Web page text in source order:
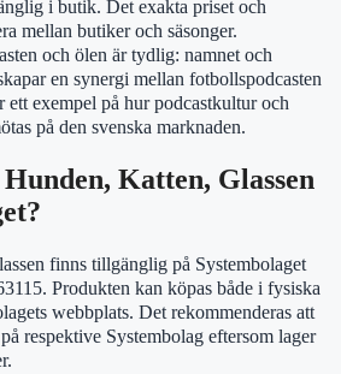
i butik. Det exakta priset och
mellan butiker och säsonger.
och ölen är tydlig: namnet och
en synergi mellan fotbollspodcasten
exempel på hur podcastkultur och
på den svenska marknaden.
Katten, Glassen
finns tillgänglig på Systembolaget
Produkten kan köpas både i fysiska
webbplats. Det rekommenderas att
respektive Systembolag eftersom lager